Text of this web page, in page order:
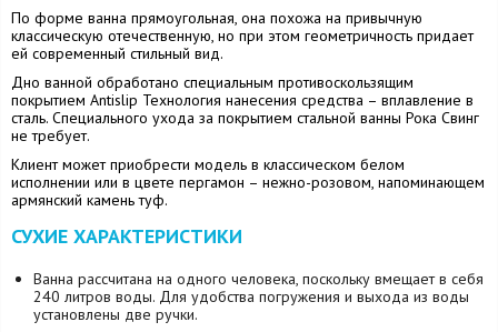
По форме ванна прямоугольная, она похожа на привычную
классическую отечественную, но при этом геометричность придает
ей современный стильный вид.
Дно ванной обработано специальным противоскользящим
покрытием Antislip Технология нанесения средства – вплавление в
сталь. Специального ухода за покрытием стальной ванны Рока Свинг
не требует.
Клиент может приобрести модель в классическом белом
исполнении или в цвете пергамон – нежно-розовом, напоминающем
армянский камень туф.
СУХИЕ ХАРАКТЕРИСТИКИ
Ванна рассчитана на одного человека, поскольку вмещает в себя
240 литров воды. Для удобства погружения и выхода из воды
установлены две ручки.